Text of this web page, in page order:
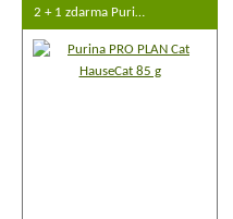
2 + 1 zdarma Puri…